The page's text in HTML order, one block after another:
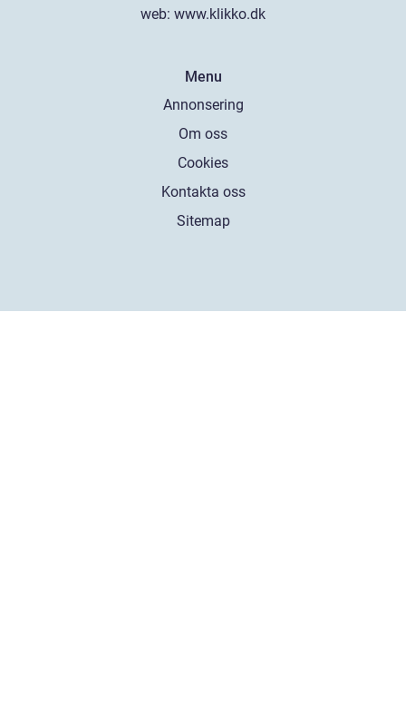
web: www.klikko.dk
Menu
Annonsering
Om oss
Cookies
Kontakta oss
Sitemap